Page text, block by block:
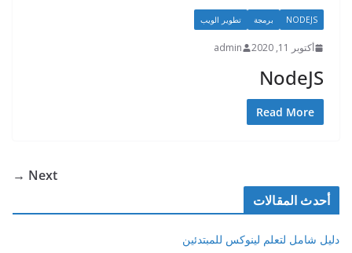
NODEJS برمجة تطوير الويب
أكتوبر 11, 2020 admin
NodeJS
Read More
Next →
أحدث المقالات
دليل شامل لتعلم لينوكس للمبتدئين